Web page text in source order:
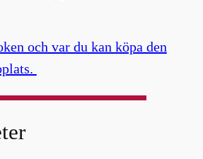
och var du kan köpa den